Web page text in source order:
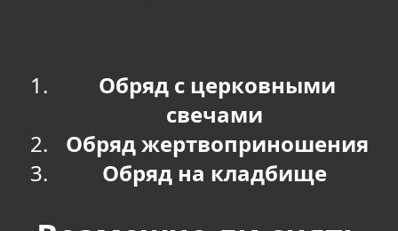
Обряд с церковными
свечами
Обряд жертвоприношения
Обряд на кладбище